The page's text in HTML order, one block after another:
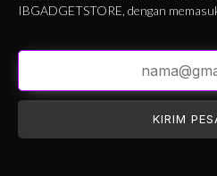
IBGADGETSTORE, dengan
KIRIM